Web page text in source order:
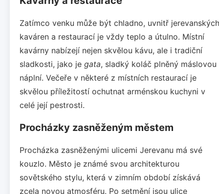
Zatímco venku může být chladno, uvnitř jerevanských
kaváren a restaurací je vždy teplo a útulno. Místní
kavárny nabízejí nejen skvělou kávu, ale i tradiční
sladkosti, jako je gata, sladký koláč plněný máslovou
náplní. Večeře v některé z místních restaurací je
skvělou příležitostí ochutnat arménskou kuchyni v
celé její pestrosti.
Procházky zasněženým městem
Procházka zasněženými ulicemi Jerevanu má své
kouzlo. Město je známé svou architekturou
sovětského stylu, která v zimním období získává
zcela novou atmosféru. Po setmění jsou ulice